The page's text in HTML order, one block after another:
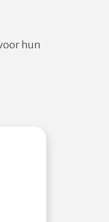
hun